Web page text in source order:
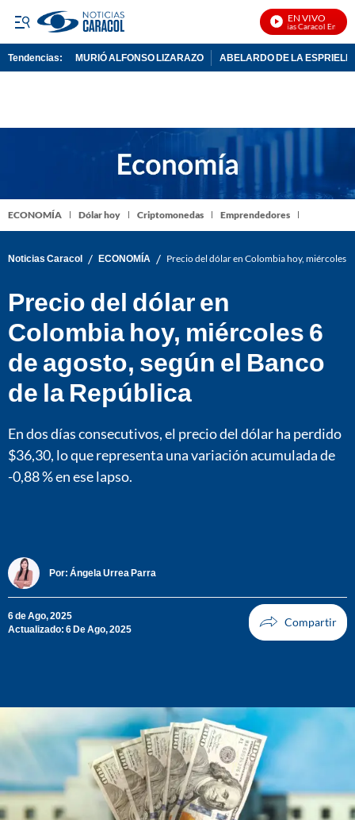
EN VIVO
Noticias Caracol En Vivo
Tendencias: MURIÓ ALFONSO LIZARAZO ABELARDO DE LA
ECONOMÍA Dólar hoy Criptomonedas Emprendedores
Noticias Caracol / ECONOMÍA / Precio del dólar en Colombia hoy, miércoles
Precio del dólar en
Colombia hoy, miércoles 6
de agosto, según el Banco
de la República
En dos días consecutivos, el precio del dólar ha perdido
$36,30, lo que representa una variación acumulada de
-0,88 % en ese lapso.
Por: Ángela Urrea Parra
6 de Ago, 2025
Actualizado: 6 De Ago, 2025